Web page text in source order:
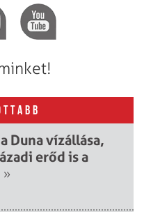
Duna vízállása,
erőd is a
»